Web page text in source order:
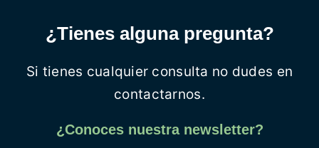
¿Tienes alguna pregunta?
Si tienes cualquier consulta no dudes en
contactarnos.
¿Conoces nuestra newsletter?